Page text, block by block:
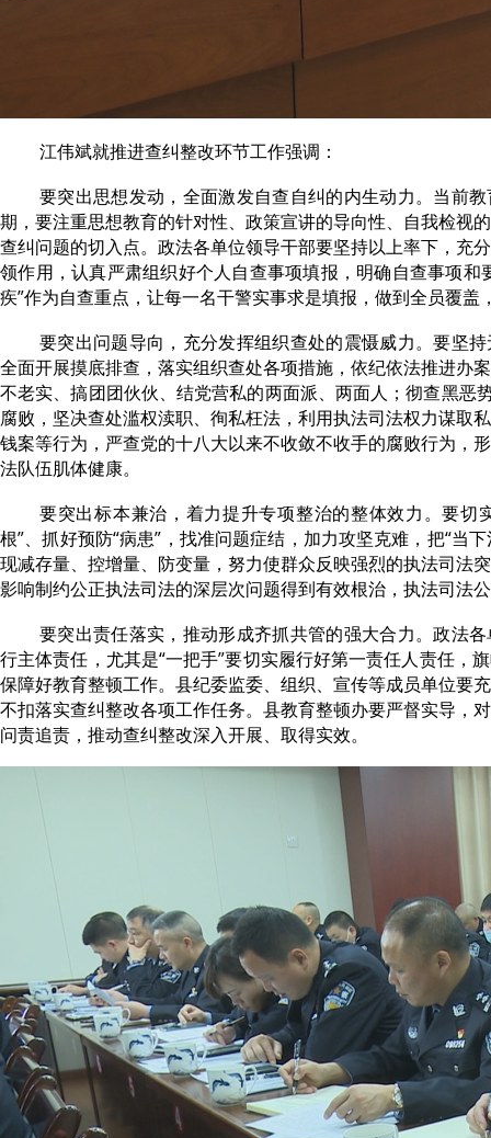
江伟斌就推进查纠整改环节工作强调：
要突出思想发动，全面激发自查自纠的内生动力。当前
期，要注重思想教育的针对性、政策宣讲的导向性、自我检视
查纠问题的切入点。政法各单位领导干部要坚持以上率下，充
领作用，认真严肃组织好个人自查事项填报，明确自查事项和
疾”作为自查重点，让每一名干警实事求是填报，做到全员覆盖
要突出问题导向，充分发挥组织查处的震慑威力。要坚
全面开展摸底排查，落实组织查处各项措施，依纪依法推进办
不老实、搞团团伙伙、结党营私的两面派、两面人；彻查黑恶
腐败，坚决查处滥权渎职、徇私枉法，利用执法司法权力谋取
钱案等行为，严查党的十八大以来不收敛不收手的腐败行为，
法队伍肌体健康。
要突出标本兼治，着力提升专项整治的整体效力。要切
根”、抓好预防“病患”，找准问题症结，加力攻坚克难，把“当
现减存量、控增量、防变量，努力使群众反映强烈的执法司法
影响制约公正执法司法的深层次问题得到有效根治，执法司法
要突出责任落实，推动形成齐抓共管的强大合力。政法
行主体责任，尤其是“一把手”要切实履行好第一责任人责任，
保障好教育整顿工作。县纪委监委、组织、宣传等成员单位要
不扣落实查纠整改各项工作任务。县教育整顿办要严督实导，
问责追责，推动查纠整改深入开展、取得实效。